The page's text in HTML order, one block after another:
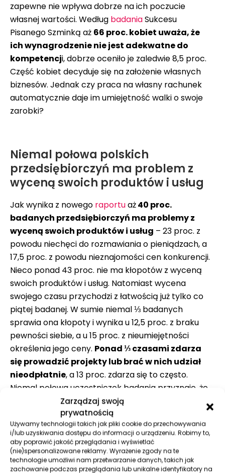
Zarządzaj swoją
prywatnością
Używamy technologii takich jak pliki cookie do przechowywania
i/lub uzyskiwania dostępu do informacji o urządzeniu. Robimy to,
aby poprawić jakość przeglądania i wyświetlać
(nie)spersonalizowane reklamy. Wyrażenie zgody na te
technologie umożliwi nam przetwarzanie danych, takich jak
zachowanie podczas przeglądania lub unikalne identyfikatory na
zapewne nie wpływa dobrze na ich poczucie
własnej wartości. Według badaniaSukcesu
Pisanego Szminką aż 66 proc. kobiet uważa, że
ich wynagrodzenie nie jest adekwatne do
kompetencji, dobrze oceniło je zaledwie 8,5 proc.
Część kobiet decyduje się na założenie własnych
biznesów. Jednak czy praca na własny rachunek
automatycznie daje im umiejętność walki o swoje
zarobki?
Niemal połowa polskich
przedsiębiorczyń ma problem z
wyceną swoich produktów i usług
Jak wynika z nowego raportuaż40 proc.
badanych przedsiębiorczyń ma problemy z
wyceną swoich produktów i usług – 23 proc. z
powodu niechęci do rozmawiania o pieniądzach, a
17,5 proc. z powodu nieznajomości cen konkurencji.
Nieco ponad 43 proc. nie ma kłopotów z wyceną
swoich produktów i usług. Natomiast wycena
swojego czasu przychodzi z łatwością już tylko co
piątej badanej. W sumie niemal ⅓ badanych
sprawia ona kłopoty i wynika u 12,5 proc. z braku
pewności siebie, a u 15 proc. z nieumiejętności
określenia jego ceny. Ponad ⅓ czasami zdarza
się prowadzić projekty lub brać w nich udział
nieodpłatnie, a 13 proc. zdarza się to często.
Niemal połowa uczestniczek badania przyznaje, że
stresują ją rozmowy o pieniądzach i
wynagrodzeniu.
Połowa przedsiębiorczyń uważa, że wycenia swoje
usługi i produkty zgodnie ze stawką rynkową, czyli